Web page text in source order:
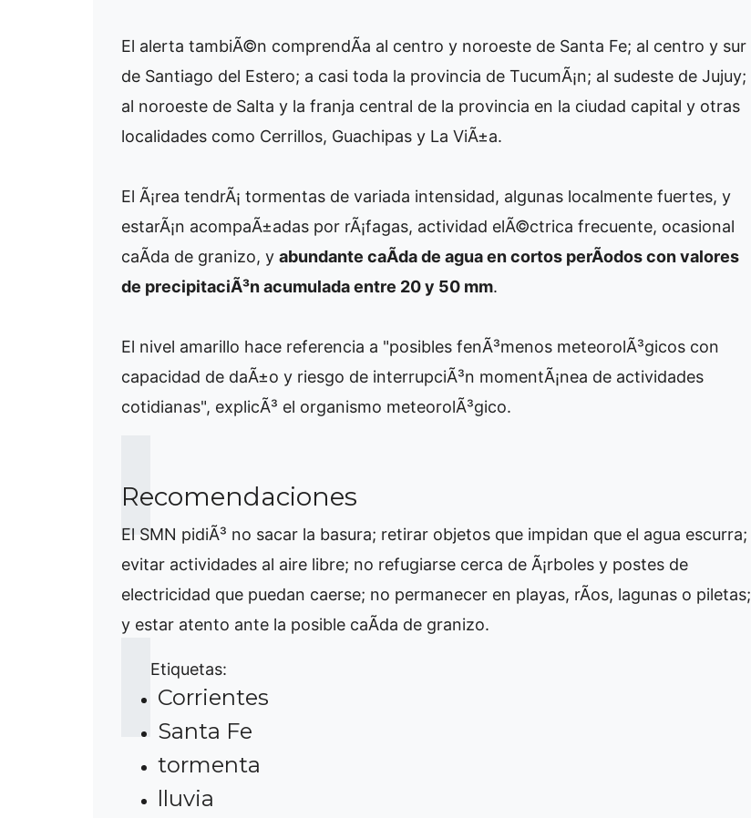
El alerta tambiÃ©n comprendÃ­a al centro y noroeste de Santa Fe; al centro y sur
de Santiago del Estero; a casi toda la provincia de TucumÃ¡n; al sudeste de Jujuy;
al noroeste de Salta y la franja central de la provincia en la ciudad capital y otras
localidades como Cerrillos, Guachipas y La ViÃ±a.
El Ã¡rea tendrÃ¡ tormentas de variada intensidad, algunas localmente fuertes, y
estarÃ¡n acompaÃ±adas por rÃ¡fagas, actividad elÃ©ctrica frecuente, ocasional
caÃ­da de granizo, y abundante caÃ­da de agua en cortos perÃ­odos con valores
de precipitaciÃ³n acumulada entre 20 y 50 mm.
El nivel amarillo hace referencia a "posibles fenÃ³menos meteorolÃ³gicos con
capacidad de daÃ±o y riesgo de interrupciÃ³n momentÃ¡nea de actividades
cotidianas", explicÃ³ el organismo meteorolÃ³gico.
Recomendaciones
El SMN pidiÃ³ no sacar la basura; retirar objetos que impidan que el agua escurra;
evitar actividades al aire libre; no refugiarse cerca de Ã¡rboles y postes de
electricidad que puedan caerse; no permanecer en playas, rÃ­os, lagunas o piletas;
y estar atento ante la posible caÃ­da de granizo.
Etiquetas:
Corrientes
Santa Fe
tormenta
lluvia